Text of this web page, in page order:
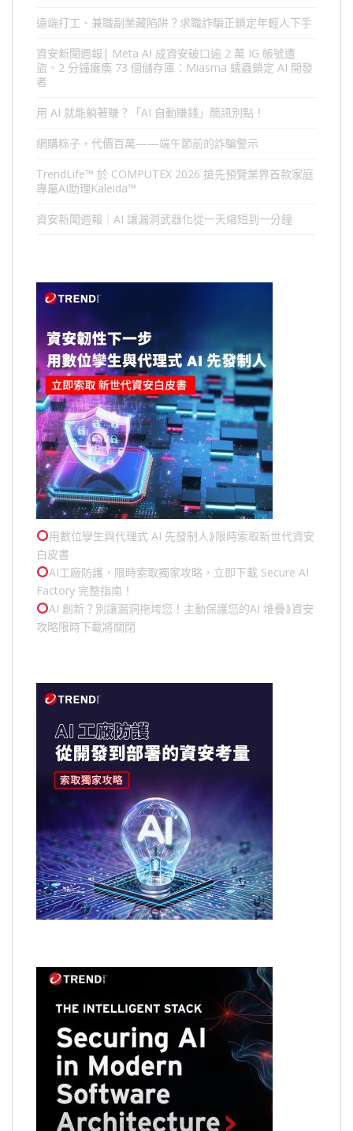
遠端打工、兼職副業藏陷阱？求職詐騙正鎖定年輕人下手
資安新聞週報| Meta AI 成資安破口逾 2 萬 IG 帳號遭
盜、2 分鐘癱瘓 73 個儲存庫：Miasma 蠕蟲鎖定 AI 開發
者
用 AI 就能躺著賺？「AI 自動賺錢」簡訊別點！
網購粽子，代價百萬——端午節前的詐騙警示
TrendLife™ 於 COMPUTEX 2026 搶先預覽業界首款家庭
專屬AI助理Kaleida™
資安新聞週報｜AI 讓漏洞武器化從一天縮短到一分鐘
用數位孿生與代理式 AI 先發制人⟫限時索取新世代資安
白皮書
AI工廠防護，限時索取獨家攻略，立即下載 Secure AI
Factory 完整指南！
AI 創新？別讓漏洞拖垮您！主動保護您的AI 堆疊⟫資安
攻略限時下載將關閉